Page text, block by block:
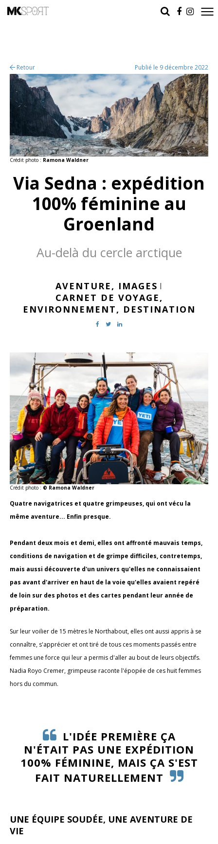
Retour Publié le 9 décembre 2022
Crédit photo : Ramona Waldner
Via Sedna : expédition
100% féminine au
Groenland
Au-delà du cercle arctique
AVENTURE, IMAGES |
CARNET DE VOYAGE,
ENVIRONNEMENT, DESTINATION
Crédit photo : © Ramona Waldner
Quatre navigatrices et quatre grimpeuses, qui ont vécu la
même aventure... Enfin presque.
Pendant deux mois et demi, elles ont affronté mauvais temps,
conditions de navigation et de grimpe difficiles, contretemps,
mais aussi découverte d'un univers qu'elles ne connaissaient
pas avant d'arriver en haut de la voie qu'elles avaient repéré
de loin sur des photos et des cartes pendant leur année de
préparation.
Sur leur voilier de 15 mètres le Northabout, elles ont aussi appris à se
connaître, s'apprécier et ont tiré de tous ces moments passés entre
femmes une force qui leur a permis d'aller au bout de leurs objectifs.
Nadia Royo Cremer, grimpeuse raconte l'épopée de ces huit femmes
hors du commun.
L'IDÉE PREMIÈRE ÇA
N'ÉTAIT PAS UNE EXPÉDITION
100% FÉMININE, MAIS ÇA S'EST
FAIT NATURELLEMENT
UNE ÉQUIPE SOUDÉE, UNE AVENTURE DE
VIE